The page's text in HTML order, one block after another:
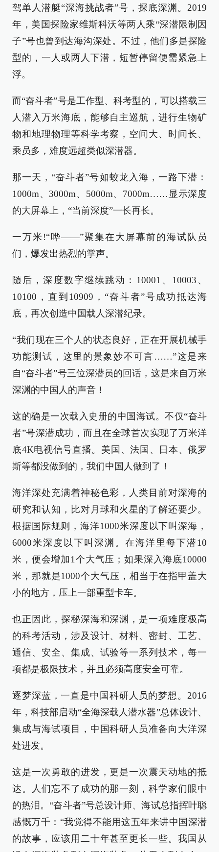
驾单人潜艇“深海挑战者”号，探底深渊。2019
年，美国探险家维斯科沃等两人乘“深潜限制因
子”号也曾到达海沟深处。不过，他们多是探险
型的，一人或两人下潜，短暂停留便需紧急上
浮。
而“奋斗者”号是工作型、科考型的，可以搭载三
人潜入万米海底，能够自主巡航，进行生物矿
物和地理物理等科学考察，空间大、时间长、
乘员多，难度远超类似深潜器。
那一天，“奋斗者”号如蛟龙入海，一路下潜：
1000m、3000m、5000m、7000m……显示深度
的大屏幕上，“当前深度”一长再长。
一万米!“哗——”聚集在大屏幕前的海试队员
们，爆发出热烈的掌声。
随后，深度数字继续跳动：10001、10003、
10100，直到10909，“奋斗者”号成功抵达海
底，再次创造中国载人深潜纪录。
“我们现在三个人的状态良好，正在开展机械手
功能测试，这里的景象妙不可言……”这是来
自“奋斗者”号三位深潜员的回话，这是来自万米
深渊的中国人的声音！
这的确是一次载入史册的中国海试。不仅“奋斗
者”号深潜成功，而且在全球首次实现了万米洋
底4K电视信号直播。美国、法国、日本、俄罗
斯等都没做到的，我们中国人做到了！
海洋深处充满着神秘色彩，人类目前对深海的
研究和认知，比对月球和火星的了解还要少。
根据国际规则，海洋1000米深度以下叫深海，
6000米深度以下叫深渊。在海洋里每下潜10
米，便会增加1个大气压；如果深入海底10000
米，那就是1000个大气压，相当于在指甲盖大
小的地方，压上一部重型卡车。
也正因此，探秘深海和深渊，是一项难度极高
的科考活动，涉及设计、材料、密封、工艺、
通信、安全、集成、试验等一系列技术，每一
项都是极限技术，并且必须高度安全可靠。
逐梦深蓝，一直是中国科研人员的梦想。2016
年，科技部启动“全海深载人潜水器”总体设计、
集成与海试项目，中国科研人员准备向大洋深
处进发。
这是一次勇敢的进发，更是一次震天动地的抵
达。人们忘不了成功的那一刻，科学家们眼中
的热泪。“奋斗者”号总设计师、海试总指挥叶聪
感慨万千：“我觉得不能用这五年来讲中国深潜
的故事，应该用二十年甚至更长一些。我国从